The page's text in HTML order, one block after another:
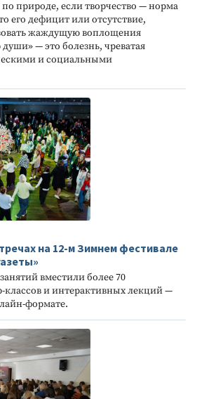
природе, если творчество — норма
его дефицит или отсутствие,
жаждущую воплощения
— это болезнь, чреватая
и социальными
на 12-м Зимнем фестивале
вместили более 70
и интерактивных лекций —
формате.